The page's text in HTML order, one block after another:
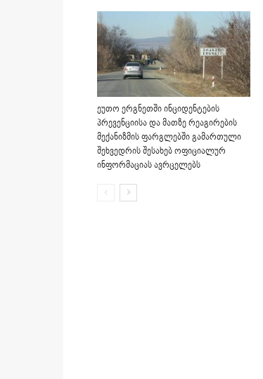
ეუთო ერგნეთში ინციდენტების
პრევენციისა და მათზე რეაგირების
მექანიზმის ფარგლებში გამართული
შეხვედრის შესახებ ოფიციალურ
ინფორმაციას ავრცელებს